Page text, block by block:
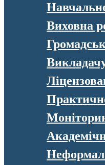
Виховна